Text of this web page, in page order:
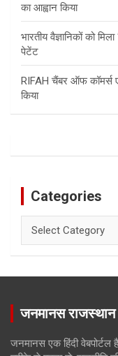
का आह्वान किया
भारतीय वैज्ञानिकों को
पेटेंट
RIFAH चैंबर ऑफ कॉमर्स
किया
Categories
जनमानस राजस्थान
जनमानस एक हिंदी